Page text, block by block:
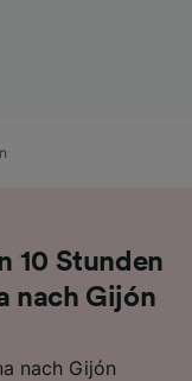
10 Stunden
nach Gijón
nach Gijón